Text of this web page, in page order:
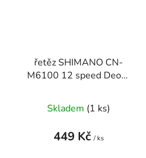
řetěz SHIMANO CN-
M6100 12 speed Deore
Qick-link, v krabičce
Skladem (1 ks)
449 Kč / ks